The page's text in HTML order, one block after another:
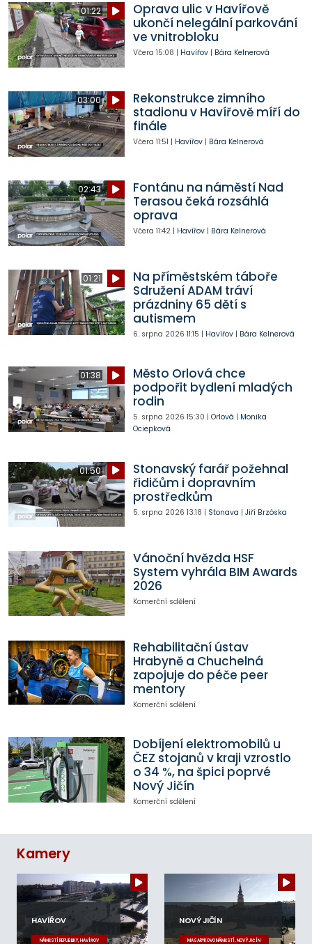
01:22
Oprava ulic v Havířově
ukončí nelegální parkování
ve vnitrobloku
Včera 15:08 | Havířov| Bára Kelnerová
03:00
Rekonstrukce zimního
stadionu v Havířově míří do
finále
Včera 11:51 | Havířov| Bára Kelnerová
02:43
Fontánu na náměstí Nad
Terasou čeká rozsáhlá
oprava
Včera 11:42| Havířov| Bára Kelnerová
01:21
Na příměstském táboře
Sdružení ADAM tráví
prázdniny 65 dětí s
autismem
6. srpna 2026 11:15 | Havířov| Bára Kelnerová
01:38
Město Orlová chce
podpořit bydlení mladých
rodin
5. srpna 2026 15:30 | Orlová | Monika
Ociepková
01:50
Stonavský farář požehnal
řidičům i dopravním
prostředkům
5. srpna 2026 13:18 | Stonava | Jiří Brzóska
Vánoční hvězda HSF
System vyhrála BIM Awards
2026
Komerční sdělení
Rehabilitační ústav
Hrabyně a Chuchelná
zapojuje do péče peer
mentory
Komerční sdělení
Dobíjení elektromobilů u
ČEZ stojanů v kraji vzrostlo
o 34 %, na špici poprvé
Nový Jičín
Komerční sdělení
Kamery
HAVÍŘOV
NÁMĚSTÍ REPUBLIKY, HAVÍŘOV
NOVÝ JIČÍN
MASARYKOVO NÁMĚSTÍ, NOVÝ JIČÍN